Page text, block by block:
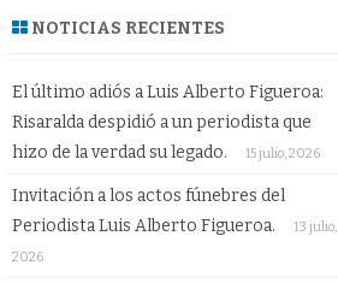
NOTICIAS RECIENTES
El último adiós a Luis Alberto Figueroa:
Risaralda despidió a un periodista que
hizo de la verdad su legado.
15 julio, 2026
Invitación a los actos fúnebres del
Periodista Luis Alberto Figueroa.
13 julio,
2026